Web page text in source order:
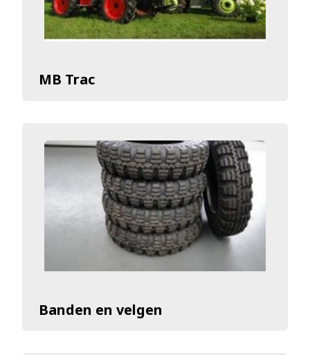
MB Trac
Banden en velgen